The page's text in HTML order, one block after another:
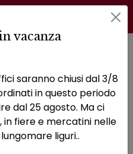
di un
vacanza
saranno chiusi dal 3/8
in questo periodo
dal 25 agosto. Ma ci
fiere e mercatini nelle
liguri..